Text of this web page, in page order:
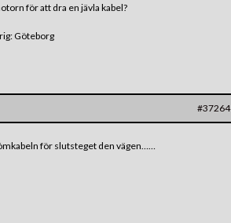
för att dra en jävla kabel?
Göteborg
#37264
för slutsteget den vägen……